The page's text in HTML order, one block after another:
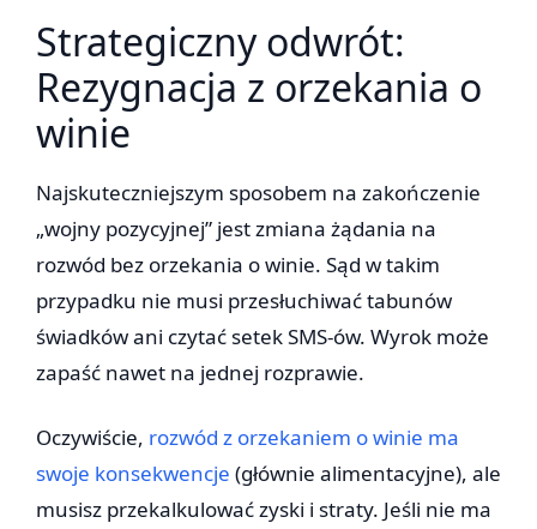
Strategiczny odwrót:
Rezygnacja z orzekania o
winie
Najskuteczniejszym sposobem na zakończenie
„wojny pozycyjnej” jest zmiana żądania na
rozwód bez orzekania o winie. Sąd w takim
przypadku nie musi przesłuchiwać tabunów
świadków ani czytać setek SMS-ów. Wyrok może
zapaść nawet na jednej rozprawie.
Oczywiście, rozwód z orzekaniem o winie ma
swoje konsekwencje (głównie alimentacyjne), ale
musisz przekalkulować zyski i straty. Jeśli nie ma